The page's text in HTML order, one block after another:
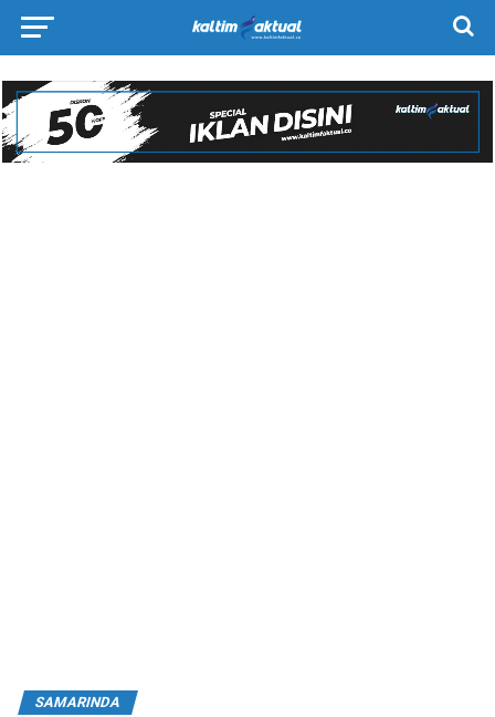
SAMARINDA